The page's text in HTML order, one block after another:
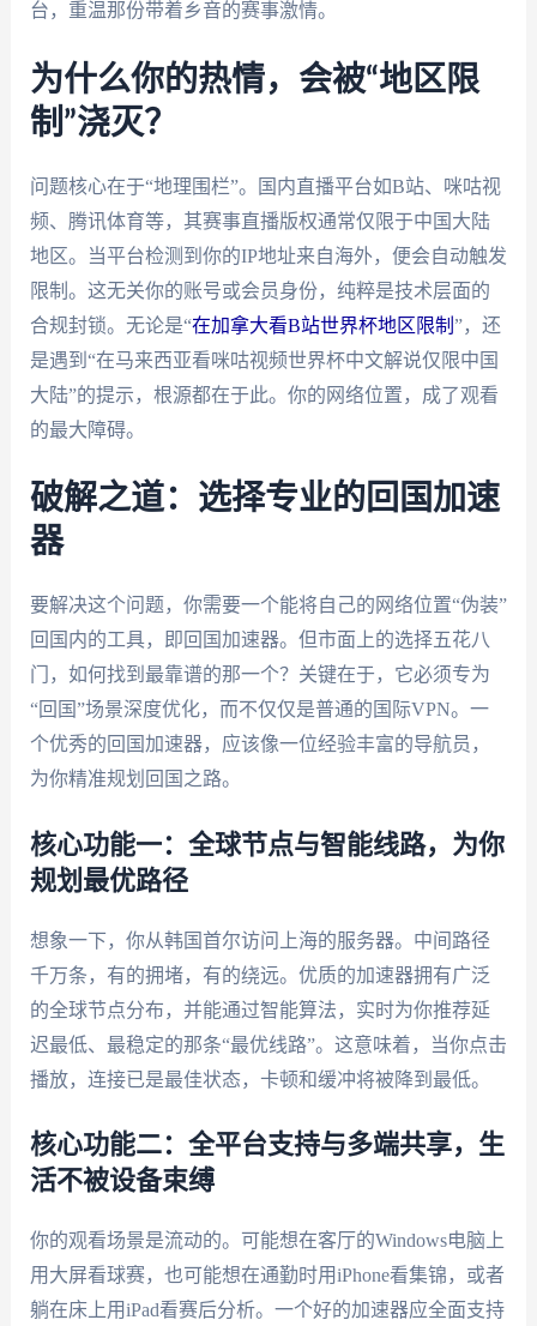
台，重温那份带着乡音的赛事激情。
为什么你的热情，会被“地区限
制”浇灭？
问题核心在于“地理围栏”。国内直播平台如B站、咪咕视
频、腾讯体育等，其赛事直播版权通常仅限于中国大陆
地区。当平台检测到你的IP地址来自海外，便会自动触发
限制。这无关你的账号或会员身份，纯粹是技术层面的
合规封锁。无论是“在加拿大看B站世界杯地区限制 ”，还
是遇到“在马来西亚看咪咕视频世界杯中文解说仅限中国
大陆”的提示，根源都在于此。你的网络位置，成了观看
的最大障碍。
破解之道：选择专业的回国加速
器
要解决这个问题，你需要一个能将自己的网络位置“伪装”
回国内的工具，即回国加速器。但市面上的选择五花八
门，如何找到最靠谱的那一个？关键在于，它必须专为
“回国”场景深度优化，而不仅仅是普通的国际VPN。一
个优秀的回国加速器，应该像一位经验丰富的导航员，
为你精准规划回国之路。
核心功能一：全球节点与智能线路，为你
规划最优路径
想象一下，你从韩国首尔访问上海的服务器。中间路径
千万条，有的拥堵，有的绕远。优质的加速器拥有广泛
的全球节点分布，并能通过智能算法，实时为你推荐延
迟最低、最稳定的那条“最优线路”。这意味着，当你点击
播放，连接已是最佳状态，卡顿和缓冲将被降到最低。
核心功能二：全平台支持与多端共享，生
活不被设备束缚
你的观看场景是流动的。可能想在客厅的Windows电脑上
用大屏看球赛，也可能想在通勤时用iPhone看集锦，或者
躺在床上用iPad看赛后分析。一个好的加速器应全面支持